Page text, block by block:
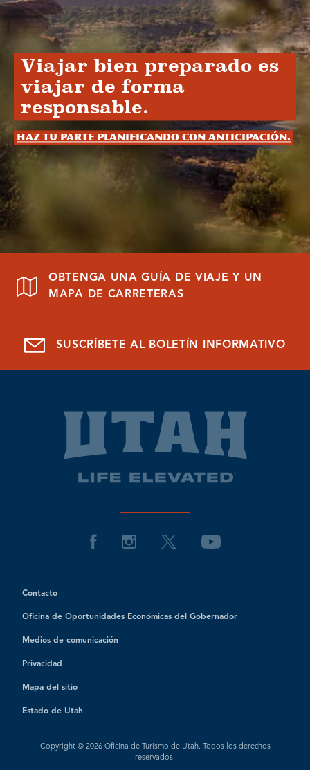
Viajar bien preparado es
viajar de forma
responsable.
Haz tu parte planificando con anticipación.
OBTENGA UNA GUÍA DE VIAJE Y UN
MAPA DE CARRETERAS
SUSCRÍBETE AL BOLETÍN INFORMATIVO
Contacto
Oficina de Oportunidades Económicas del Gobernador
Medios de comunicación
Privacidad
Mapa del sitio
Estado de Utah
Copyright © 2026 Oficina de Turismo de Utah. Todos los derechos
reservados.